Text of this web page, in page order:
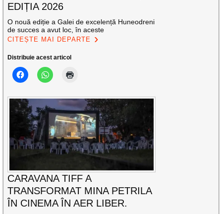
EDIȚIA 2026
O nouă ediție a Galei de excelență Huneodreni
de succes a avut loc, în aceste
CITEȘTE MAI DEPARTE
Distribuie acest articol
CARAVANA TIFF A
TRANSFORMAT MINA PETRILA
ÎN CINEMA ÎN AER LIBER.